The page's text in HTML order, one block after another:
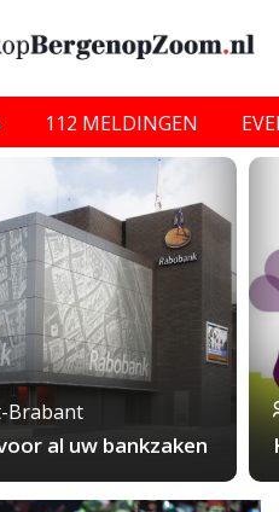
112 MELDINGEN
Brabant
al uw bankzaken